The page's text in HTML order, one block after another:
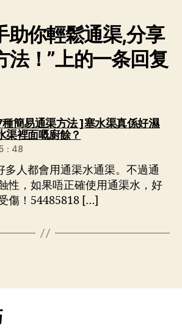
助你輕鬆通渠,分享
法！”上的一条回复
簡易通渠方法 ]塞水渠真係好濕
渠裡面嘅廚餘？
：48
人都會用通渠水通渠。不過通
性，如果唔正確使用通渠水，好
傷！54485818 […]